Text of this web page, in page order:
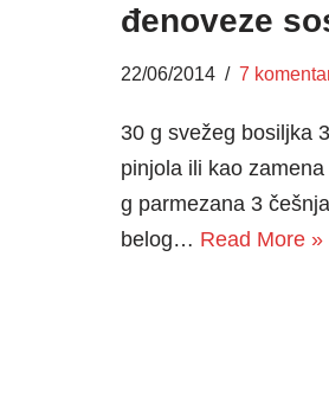
đenoveze
22/06/2014 7
30 g svežeg bosiljka
pinjola ili kao
g parmezana 3
belog… Read More »